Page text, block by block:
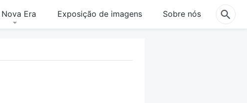
Era Exposição de imagens Sobre nós